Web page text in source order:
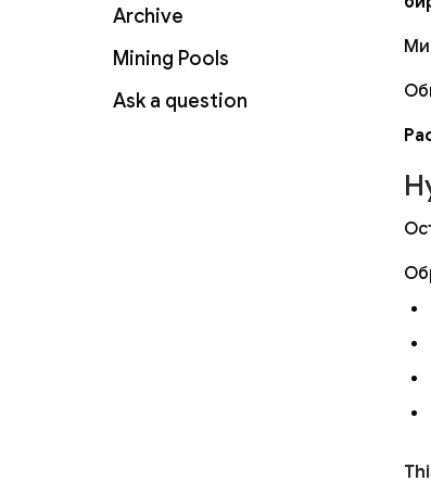
Archive
Mining Pools
Ask a question